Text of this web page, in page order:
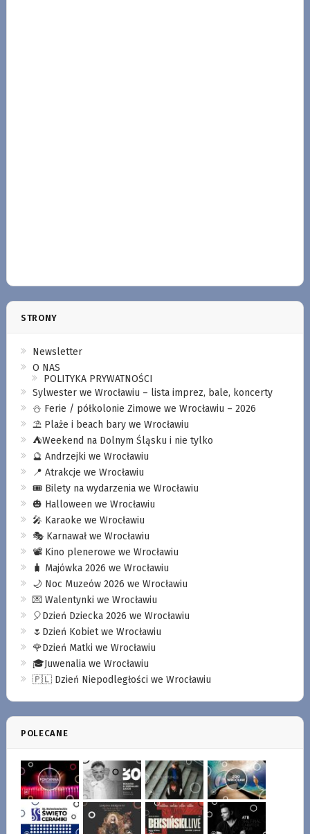
STRONY
Newsletter
O NAS
POLITYKA PRYWATNOŚCI
Sylwester we Wrocławiu – lista imprez, bale, koncerty
⛄️ Ferie / półkolonie Zimowe we Wrocławiu – 2026
⛱️ Plaże i beach bary we Wrocławiu
⛺️Weekend na Dolnym Śląsku i nie tylko
🔮 Andrzejki we Wrocławiu
📍 Atrakcje we Wrocławiu
🎟️ Bilety na wydarzenia we Wrocławiu
🎃 Halloween we Wrocławiu
🎤 Karaoke we Wrocławiu
🎭 Karnawał we Wrocławiu
📽️ Kino plenerowe we Wrocławiu
🧳 Majówka 2026 we Wrocławiu
🌙 Noc Muzeów 2026 we Wrocławiu
💌 Walentynki we Wrocławiu
🎈Dzień Dziecka 2026 we Wrocławiu
🌷Dzień Kobiet we Wrocławiu
🌹Dzień Matki we Wrocławiu
🎓Juwenalia we Wrocławiu
🇵🇱 Dzień Niepodległości we Wrocławiu
POLECANE